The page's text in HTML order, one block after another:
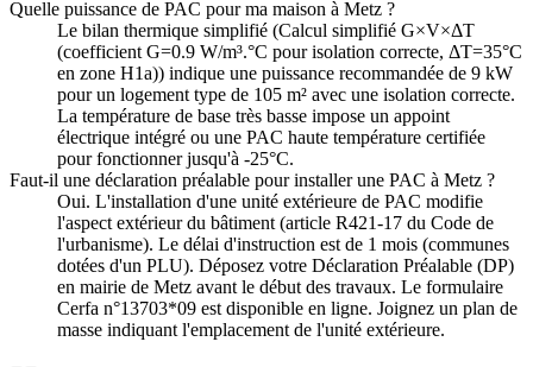
Quelle puissance de PAC pour ma maison à Metz ?
Le bilan thermique simplifié (Calcul simplifié G×V×ΔT
(coefficient G=0.9 W/m³.°C pour isolation correcte, ΔT=35°C
en zone H1a)) indique une puissance recommandée de 9 kW
pour un logement type de 105 m² avec une isolation correcte.
La température de base très basse impose un appoint
électrique intégré ou une PAC haute température certifiée
pour fonctionner jusqu'à -25°C.
Faut-il une déclaration préalable pour installer une PAC à Metz ?
Oui. L'installation d'une unité extérieure de PAC modifie
l'aspect extérieur du bâtiment (article R421-17 du Code de
l'urbanisme). Le délai d'instruction est de 1 mois (communes
dotées d'un PLU). Déposez votre Déclaration Préalable (DP)
en mairie de Metz avant le début des travaux. Le formulaire
Cerfa n°13703*09 est disponible en ligne. Joignez un plan de
masse indiquant l'emplacement de l'unité extérieure.